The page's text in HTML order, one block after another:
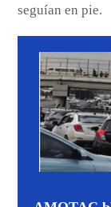
seguían en pie.